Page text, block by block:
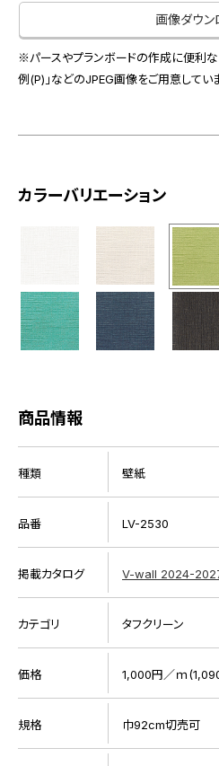
サンプル・カタログ請求／お問い合わせ（
スペースソリューション事業
オフィスソリューション事業
会社情報
プライバシーポリシーサ
EN CN
画像ダウン
※パースやプランボードの作成に便利な「
例(P)」などのJPEG画像をご用意していま
カラーバリエーション
商品情報
種類 壁紙
品番 LV-2530
掲載カタログ V-wall 2024-
カテゴリ タフクリーン
価格 1,000円／ｍ
規格 巾92cm切売可